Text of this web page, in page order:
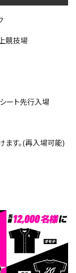
競技場
ート先行入場
ます。(再入場可能)